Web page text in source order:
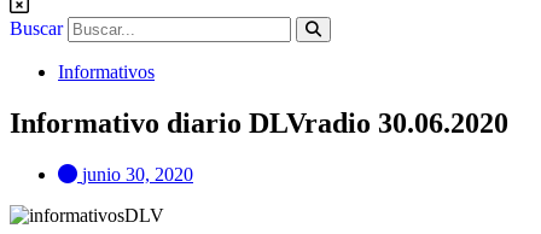
Buscar
Informativos
Informativo diario DLVradio 30.06.2020
junio 30, 2020